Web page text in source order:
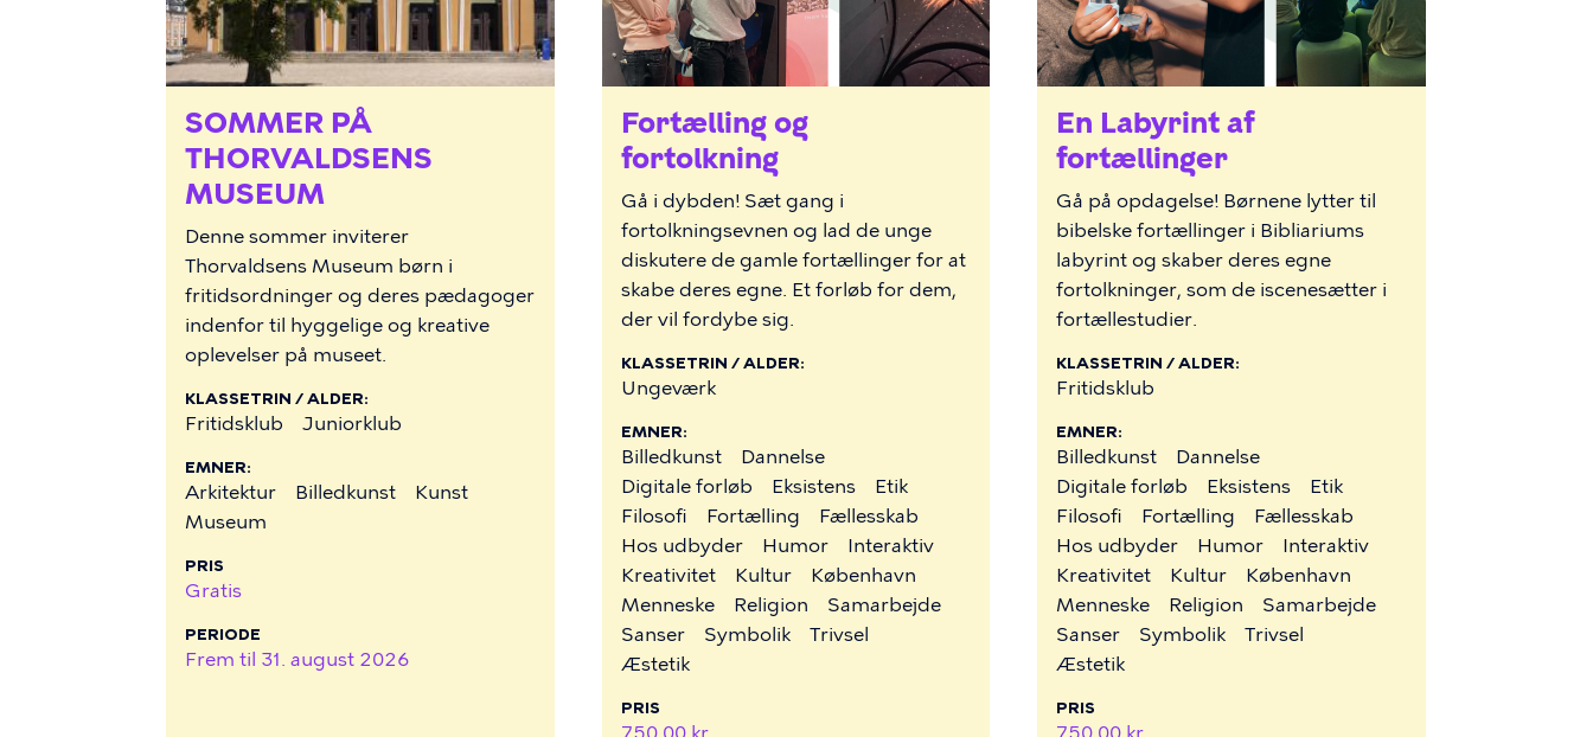
BILLEDE
SOMMER PÅ
THORVALDSENS
MUSEUM
Denne sommer inviterer
Thorvaldsens Museum børn i
fritidsordninger og deres pædagoger
indenfor til hyggelige og kreative
oplevelser på museet.
KLASSETRIN / ALDER
Fritidsklub Juniorklub
EMNER
Arkitektur Billedkunst
Kunst
Museum
PRIS
Gratis
PERIODE
Frem til 31. august 2026
Fortælling og
fortolkning
Gå i dybden! Sæt gang i
fortolkningsevnen og lad de unge
diskutere de gamle fortællinger for at
skabe deres egne. Et forløb for dem,
der vil fordybe sig.
KLASSETRIN / ALDER
Ungeværk
EMNER
Billedkunst
Dannelse
Digitale forløb
Eksistens
Etik
Filosofi
Fortælling
Fællesskab
Hos udbyder
Humor
Interaktiv
Kreativitet
Kultur
København
Menneske
Religion
Samarbejde
Sanser
Symbolik
Trivsel
Æstetik
PRIS
En Labyrint af
fortællinger
Gå på opdagelse! Børnene lytter til
bibelske fortællinger i Bibliariums
labyrint og skaber deres egne
fortolkninger, som de iscenesætter i
fortællestudier.
KLASSETRIN / ALDER
Fritidsklub
EMNER
Billedkunst
Dannelse
Digitale forløb
Eksistens
Etik
Filosofi
Fortælling
Fællesskab
Hos udbyder
Humor
Interaktiv
Kreativitet
Kultur
København
Menneske
Religion
Samarbejde
Sanser
Symbolik
Trivsel
Æstetik
PRIS